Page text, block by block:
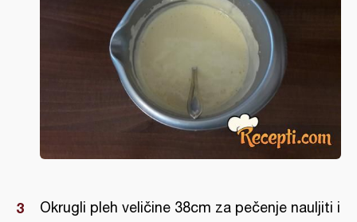
Okrugli pleh veličine 38cm za pečenje nauljiti i